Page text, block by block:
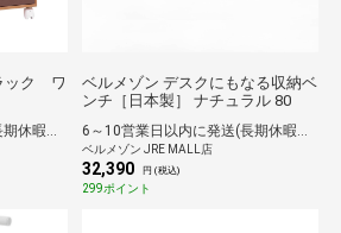
ック ワ
ベルメゾン デスクにもなる収納ベ
ンチ［日本製］ ナチュラル 80
ベルメゾン JRE MALL店
32,390 円 (税込)
299ポイント